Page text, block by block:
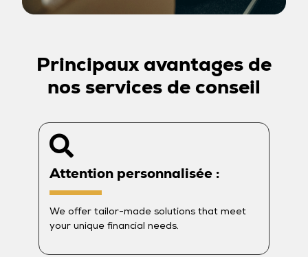
Principaux avantages de
nos services de conseil
Attention personnalisée :
We offer tailor-made solutions that meet
your unique financial needs.